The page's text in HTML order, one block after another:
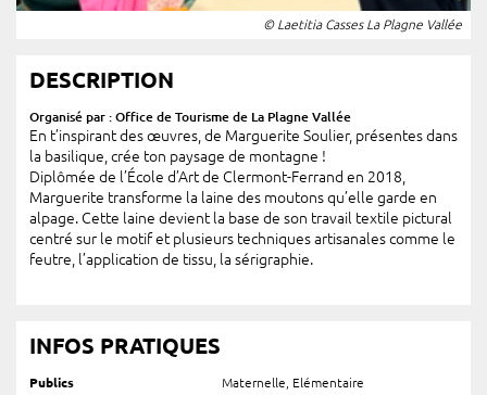
© Laetitia Casses La Plagne Vallée
DESCRIPTION
Organisé par : Office de Tourisme de La Plagne Vallée
En t’inspirant des œuvres, de Marguerite Soulier, présentes dans
la basilique, crée ton paysage de montagne !
Diplômée de l’École d’Art de Clermont-Ferrand en 2018,
Marguerite transforme la laine des moutons qu’elle garde en
alpage. Cette laine devient la base de son travail textile pictural
centré sur le motif et plusieurs techniques artisanales comme le
feutre, l’application de tissu, la sérigraphie.
INFOS PRATIQUES
Publics Maternelle, Elémentaire